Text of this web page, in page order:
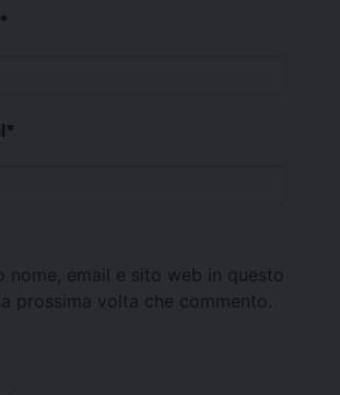
*
*
nome, email e sito web in questo
prossima volta che commento.